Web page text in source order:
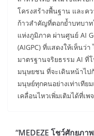
โครงสร้างพื้นฐาน และค
ก้าวสำคัญที่ตอกย้ำบทบา
แห่งภูมิภาค ผ่านศูนย์ AI
(AIGPC) ที่แสดงให้เห็นว่
มาตรฐานจริยธรรม AI ที่
มนุษยชน ที่จะเดินหน้าไป
มนุษย์ทุกคนอย่างเท่าเที
เคลื่อนไหวเพิ่มเติมได้ที่เพ
“MEDEZE โชว์ศักยภ